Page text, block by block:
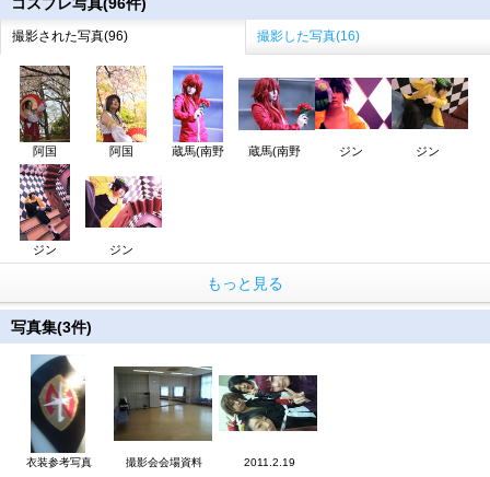
撮影された写真(96) 撮影した写真(16)
阿国 阿国 蔵馬(南野 蔵馬(南野 ジン ジン
ジン ジン
もっと見る
写真集(3件)
衣装参考写真 撮影会会場資料 2011.2.19